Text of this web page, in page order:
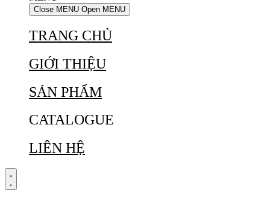
Close MENU Open MENU
TRANG CHỦ
GIỚI THIỆU
SẢN PHẨM
CATALOGUE
LIÊN HỆ